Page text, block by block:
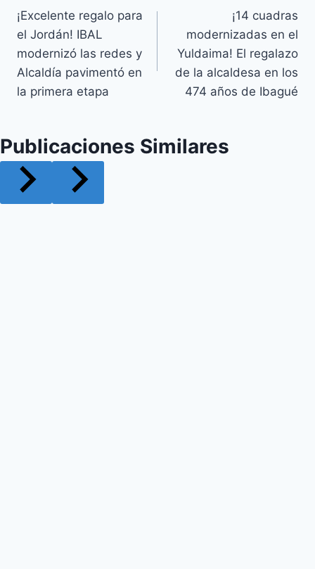
¡Excelente regalo para
el Jordán! IBAL
modernizó las redes y
Alcaldía pavimentó en
la primera etapa
¡14 cuadras
modernizadas en el
Yuldaima! El regalazo
de la alcaldesa en los
474 años de Ibagué
Publicaciones Similares